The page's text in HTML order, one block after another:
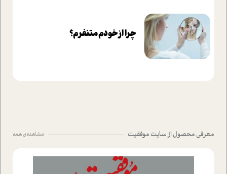
چرا از خودم متنفرم؟
معرفی محصول از سایت موفقیت مشاهده ی همه